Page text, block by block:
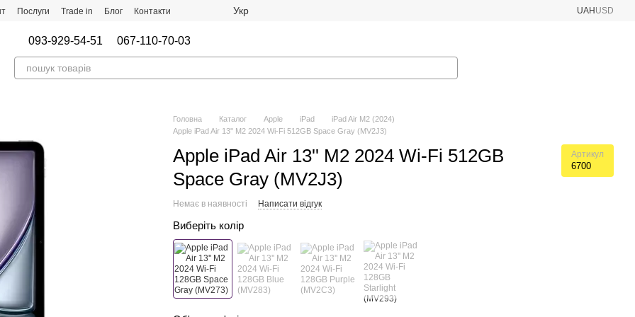
Послуги Trade in Блог Контакти Укр UAH USD
093-929-54-51 067-110-70-03
Головна Каталог Apple iPad
iPad Air M2 (2024)
Apple iPad Air 13'' M2 2024 Wi-Fi 512GB Space Gray (MV2J3)
Apple iPad Air 13'' M2 2024 Wi-Fi 512GB
Space Gray (MV2J3)
Артикул
6700
Немає в наявності Написати відгук
Виберіть колір